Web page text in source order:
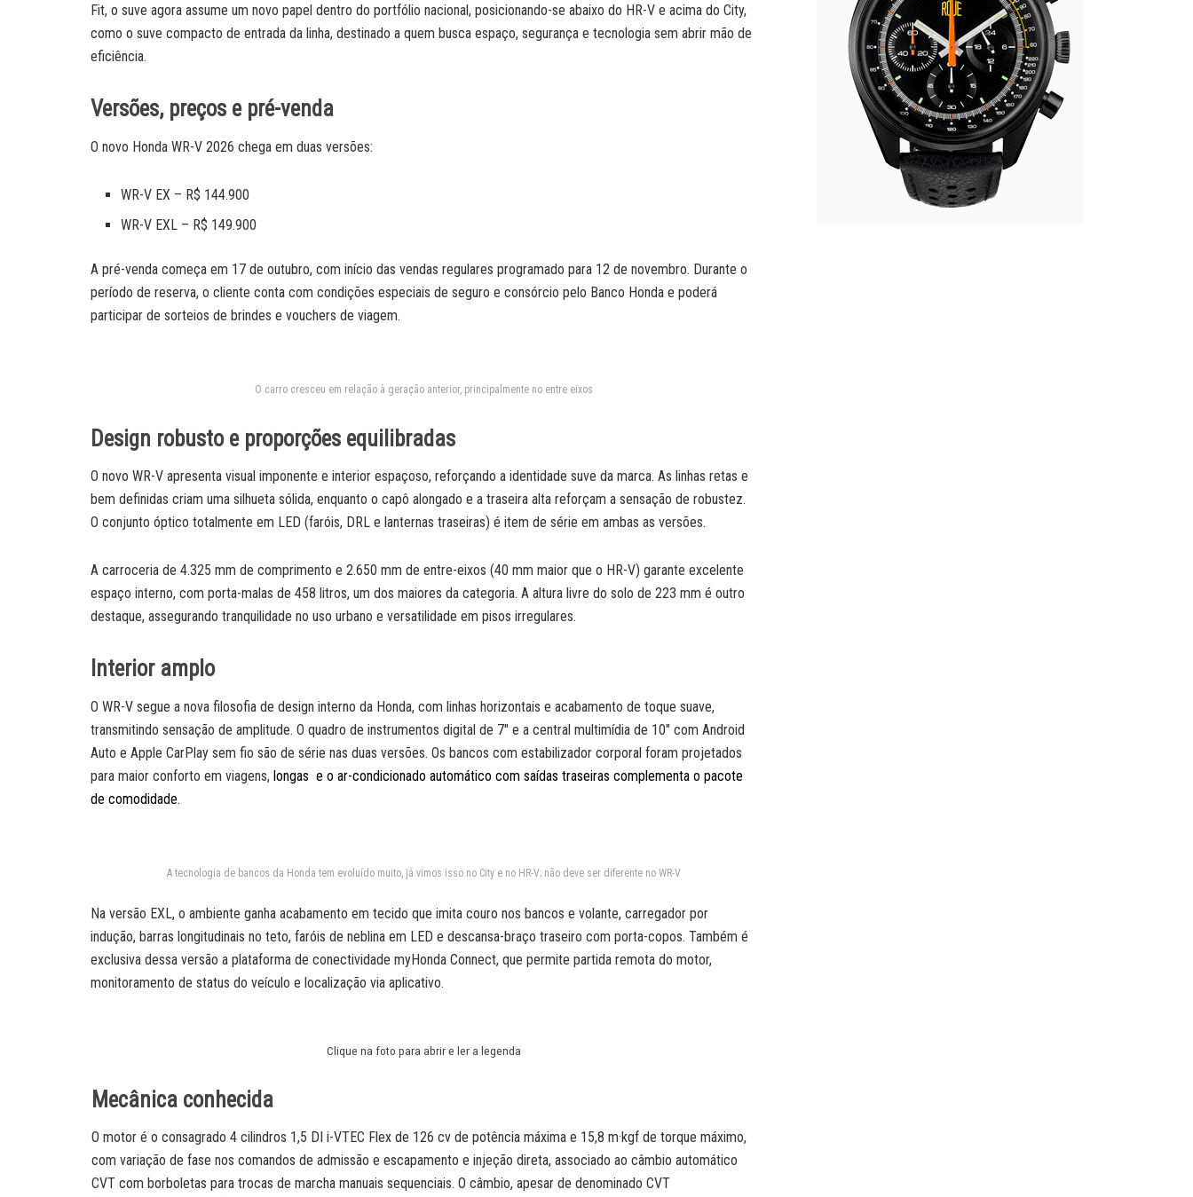
Fit, o suve agora assume um novo papel dentro do portfólio nacional, posicionando-se abaixo do HR-V e acima do City,
como o suve compacto de entrada da linha, destinado a quem busca espaço, segurança e tecnologia sem abrir mão de
eficiência.
Versões, preços e pré-venda
O novo Honda WR-V 2026 chega em duas versões:
WR-V EX – R$ 144.900
WR-V EXL – R$ 149.900
A pré-venda começa em 17 de outubro, com início das vendas regulares programado para 12 de novembro. Durante o
período de reserva, o cliente conta com condições especiais de seguro e consórcio pelo Banco Honda e poderá
participar de sorteios de brindes e vouchers de viagem.
O carro cresceu em relação à geração anterior, principalmente no entre eixos
Design robusto e proporções equilibradas
O novo WR-V apresenta visual imponente e interior espaçoso, reforçando a identidade suve da marca. As linhas retas e
bem definidas criam uma silhueta sólida, enquanto o capô alongado e a traseira alta reforçam a sensação de robustez.
O conjunto óptico totalmente em LED (faróis, DRL e lanternas traseiras) é item de série em ambas as versões.
A carroceria de 4.325 mm de comprimento e 2.650 mm de entre-eixos (40 mm maior que o HR-V) garante excelente
espaço interno, com porta-malas de 458 litros, um dos maiores da categoria. A altura livre do solo de 223 mm é outro
destaque, assegurando tranquilidade no uso urbano e versatilidade em pisos irregulares.
Interior amplo
O WR-V segue a nova filosofia de design interno da Honda, com linhas horizontais e acabamento de toque suave,
transmitindo sensação de amplitude. O quadro de instrumentos digital de 7″ e a central multimídia de 10″ com Android
Auto e Apple CarPlay sem fio são de série nas duas versões. Os bancos com estabilizador corporal foram projetados
para maior conforto em viagens, longas e o ar-condicionado automático com saídas traseiras complementa o pacote
de comodidade.
A tecnologia de bancos da Honda tem evoluído muito, já vimos isso no City e no HR-V; não deve ser diferente no WR-V
Na versão EXL, o ambiente ganha acabamento em tecido que imita couro nos bancos e volante, carregador por
indução, barras longitudinais no teto, faróis de neblina em LED e descansa-braço traseiro com porta-copos. Também é
exclusiva dessa versão a plataforma de conectividade myHonda Connect, que permite partida remota do motor,
monitoramento de status do veículo e localização via aplicativo.
Clique na foto para abrir e ler a legenda
Mecânica conhecida
O motor é o consagrado 4 cilindros 1,5 DI i-VTEC Flex de 126 cv de potência máxima e 15,8 m·kgf de torque máximo,
com variação de fase nos comandos de admissão e escapamento e injeção direta, associado ao câmbio automático
CVT com borboletas para trocas de marcha manuais sequenciais. O câmbio, apesar de denominado CVT